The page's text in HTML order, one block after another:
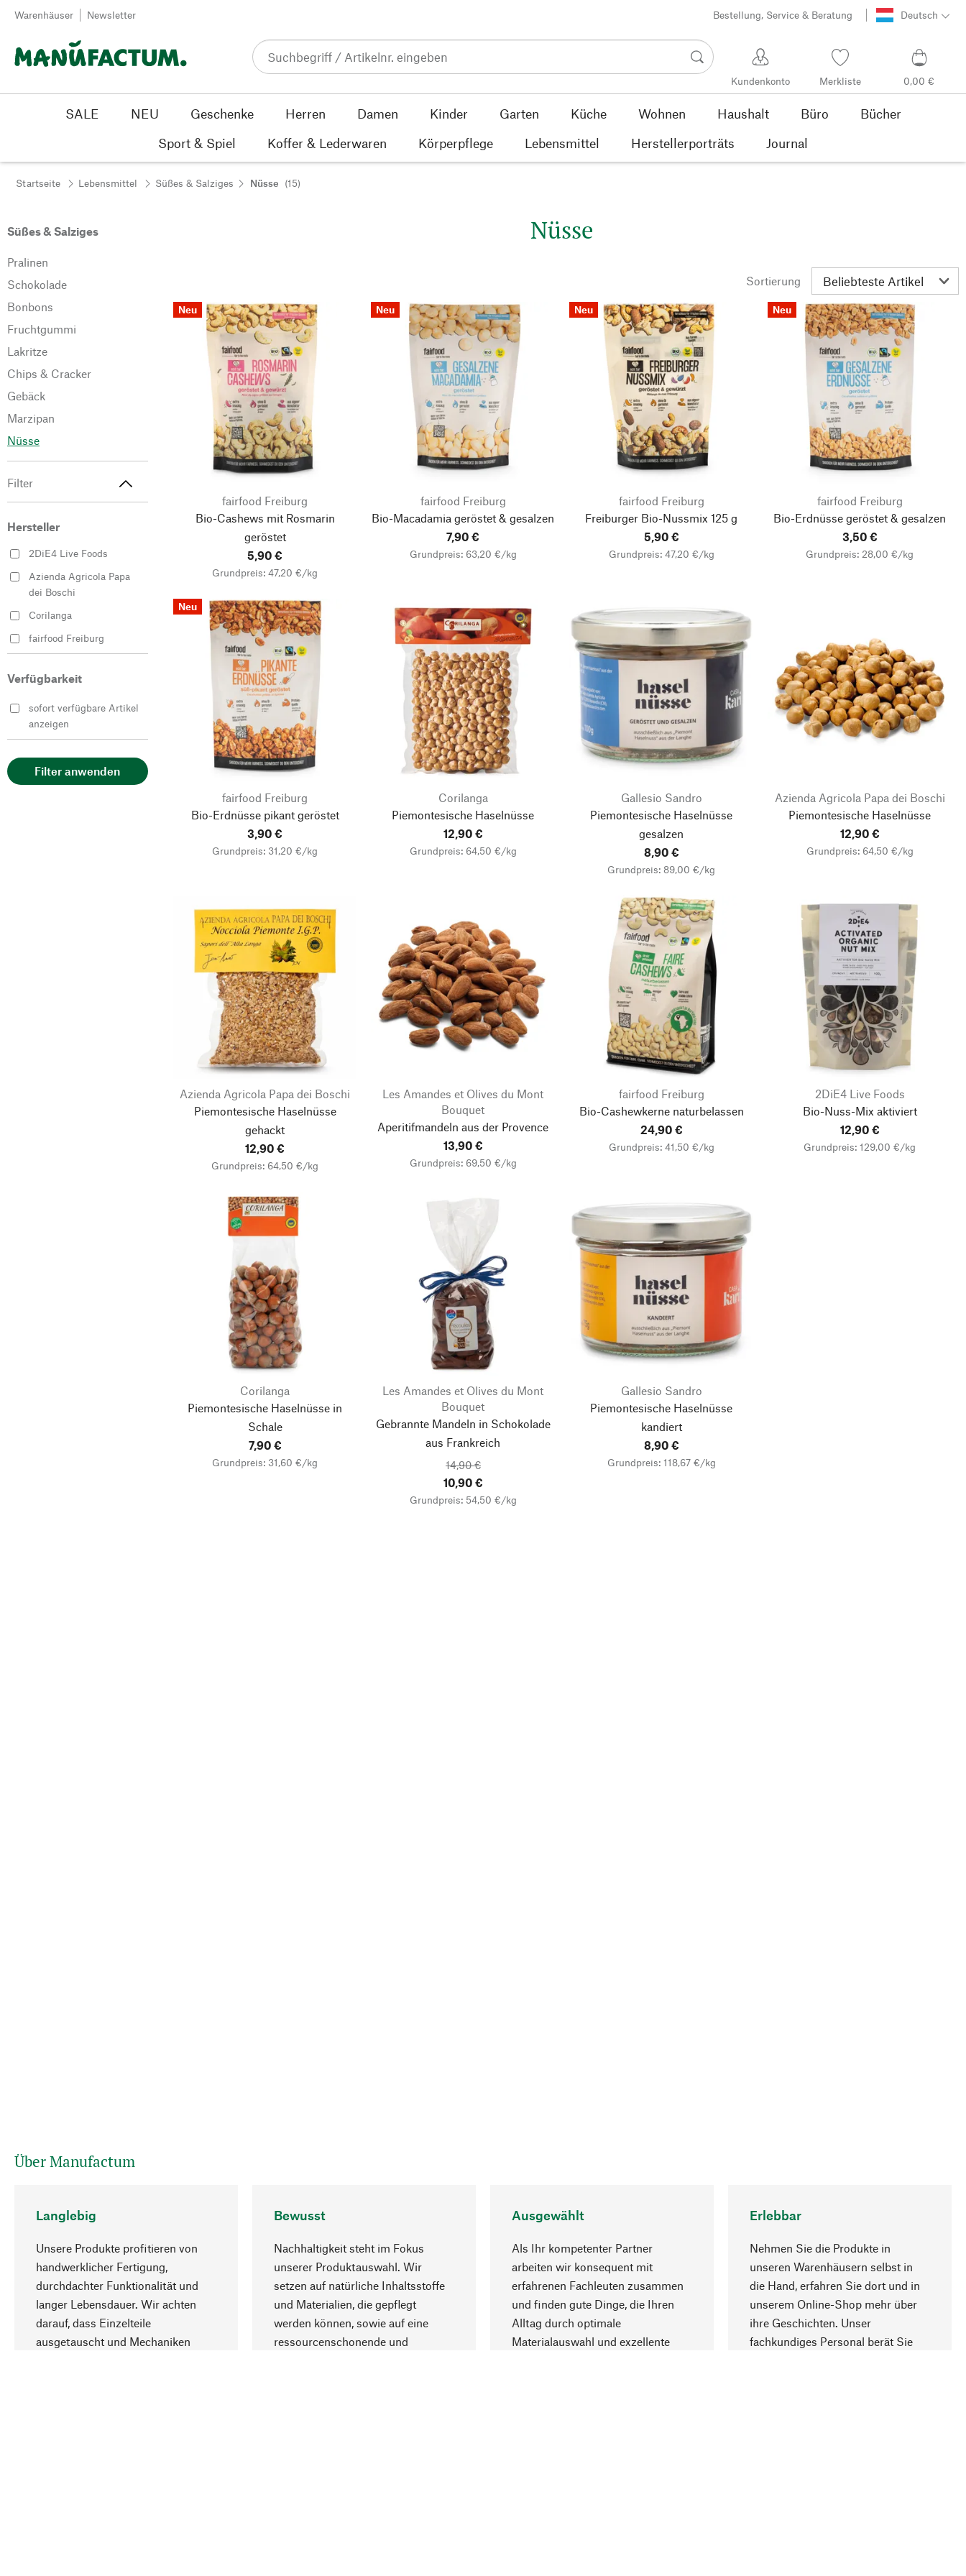
Zum Inhalt springen
Warenhäuser Newsletter Bestellung, Service & Beratung Deutsch
Kundenkonto Merkliste 0,00 €
SALE NEU Geschenke Herren Damen Kinder Garten Küche Wohnen Haushalt Büro
Bücher
Sport & Spiel
Koffer & Lederwaren Körperpflege Lebensmittel Herstellerporträts Journal
Startseite Lebensmittel Süßes & Salziges Nüsse (15)
Süßes & Salziges
Pralinen
Schokolade
Bonbons
Fruchtgummi
Lakritze
Chips & Cracker
Gebäck
Marzipan
Nüsse
Filter
Hersteller
2DiE4 Live Foods
Azienda Agricola Papa
dei Boschi
Corilanga
fairfood Freiburg
Les Amandes et Olives
Verfügbarkeit
sofort verfügbare Artikel
anzeigen
Filter anwenden
Nüsse
Sortierung
Neu
fairfood Freiburg
Bio-Cashews mit Rosmarin
geröstet
5,90 €
Grundpreis: 47,20 €/kg
Neu
fairfood Freiburg
Bio-Macadamia geröstet & gesalzen
7,90 €
Grundpreis: 63,20 €/kg
Neu
fairfood Freiburg
Freiburger Bio-Nussmix 125 g
5,90 €
Grundpreis: 47,20 €/kg
Neu
fairfood Freiburg
Bio-Erdnüsse geröstet & gesalzen
3,50 €
Grundpreis: 28,00 €/kg
Neu
fairfood Freiburg
Bio-Erdnüsse pikant geröstet
3,90 €
Grundpreis: 31,20 €/kg
Corilanga
Piemontesische Haselnüsse
12,90 €
Grundpreis: 64,50 €/kg
Gallesio Sandro
Piemontesische Haselnüsse
gesalzen
8,90 €
Grundpreis: 89,00 €/kg
Azienda Agricola Papa dei Boschi
Piemontesische Haselnüsse
12,90 €
Grundpreis: 64,50 €/kg
Azienda Agricola Papa dei Boschi
Piemontesische Haselnüsse
gehackt
12,90 €
Grundpreis: 64,50 €/kg
Les Amandes et Olives du Mont
Bouquet
Aperitifmandeln aus der Provence
13,90 €
Grundpreis: 69,50 €/kg
fairfood Freiburg
Bio-Cashewkerne naturbelassen
24,90 €
Grundpreis: 41,50 €/kg
2DiE4 Live Foods
Bio-Nuss-Mix aktiviert
12,90 €
Grundpreis: 129,00 €/kg
Corilanga
Piemontesische Haselnüsse in
Schale
7,90 €
Grundpreis: 31,60 €/kg
Les Amandes et Olives du Mont
Bouquet
Gebrannte Mandeln in Schokolade
aus Frankreich
14,90 €
10,90 €
Grundpreis: 54,50 €/kg
Gallesio Sandro
Piemontesische Haselnüsse
kandiert
8,90 €
Grundpreis: 118,67 €/kg
Über Manufactum
Langlebig
Unsere Produkte profitieren von
handwerklicher Fertigung,
durchdachter Funktionalität und
langer Lebensdauer. Wir achten
darauf, dass Einzelteile
ausgetauscht und Mechaniken
Bewusst
Nachhaltigkeit steht im Fokus
unserer Produktauswahl. Wir
setzen auf natürliche Inhaltsstoffe
und Materialien, die gepflegt
werden können, sowie auf eine
ressourcenschonende und
Ausgewählt
Als Ihr kompetenter Partner
arbeiten wir konsequent mit
erfahrenen Fachleuten zusammen
und finden gute Dinge, die Ihren
Alltag durch optimale
Materialauswahl und exzellente
Erlebbar
Nehmen Sie die Produkte in
unseren Warenhäusern selbst in
die Hand, erfahren Sie dort und in
unserem Online-Shop mehr über
ihre Geschichten. Unser
fachkundiges Personal berät Sie